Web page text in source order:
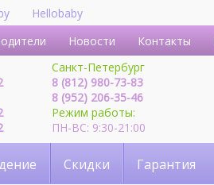
Hellobaby
Новости Контакты
Санкт-Петербург
8 (812) 980-73-83
8 (952) 206-35-46
Режим работы:
ПН-ВС: 9:30-21:00
Скидки Гарантия